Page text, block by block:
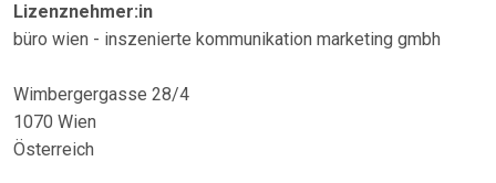
Lizenznehmer:in
büro wien - inszenierte kommunikation marketing gmbh
Wimbergergasse 28/4
1070 Wien
Österreich